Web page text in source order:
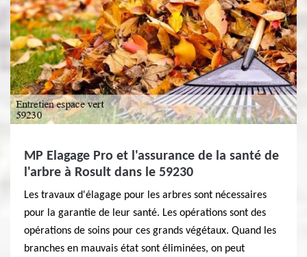
MP Elagage Pro et l'assurance de la santé de
l'arbre à Rosult dans le 59230
Les travaux d'élagage pour les arbres sont nécessaires
pour la garantie de leur santé. Les opérations sont des
opérations de soins pour ces grands végétaux. Quand les
branches en mauvais état sont éliminées, on peut